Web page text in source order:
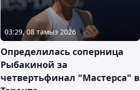
03:29, 08 тамыз 2026
Определилась соперница
Рыбакиной за
четвертьфинал "Мастерса" в